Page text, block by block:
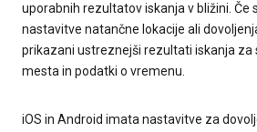
uporabnih rezultatov iskanja v bližini. Če
nastavitve natančne lokacije ali
prikazani ustreznejši rezultati iskanja za
mesta in podatki o vremenu.
iOS in Android imata nastavitve za